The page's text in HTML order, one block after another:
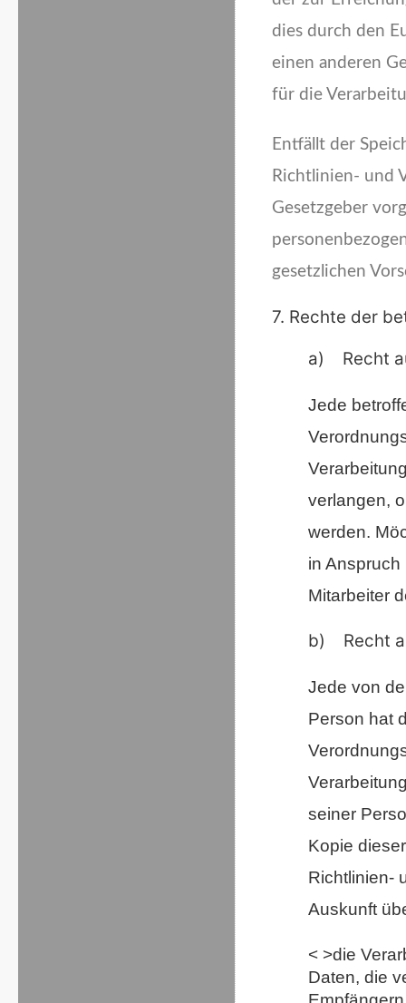
dies durch den
einen anderen
für die
Entfällt der
Richtlinien- und
Gesetzgeber
gesetzlichen
7. Rechte der
a) Recht
Jede
verlangen,
werden.
in
Mitarbeiter
b) Recht
Jede von
Person hat
seiner
Kopie
Richtlinien-
Auskunft
< >die
Daten, die